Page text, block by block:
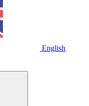
English